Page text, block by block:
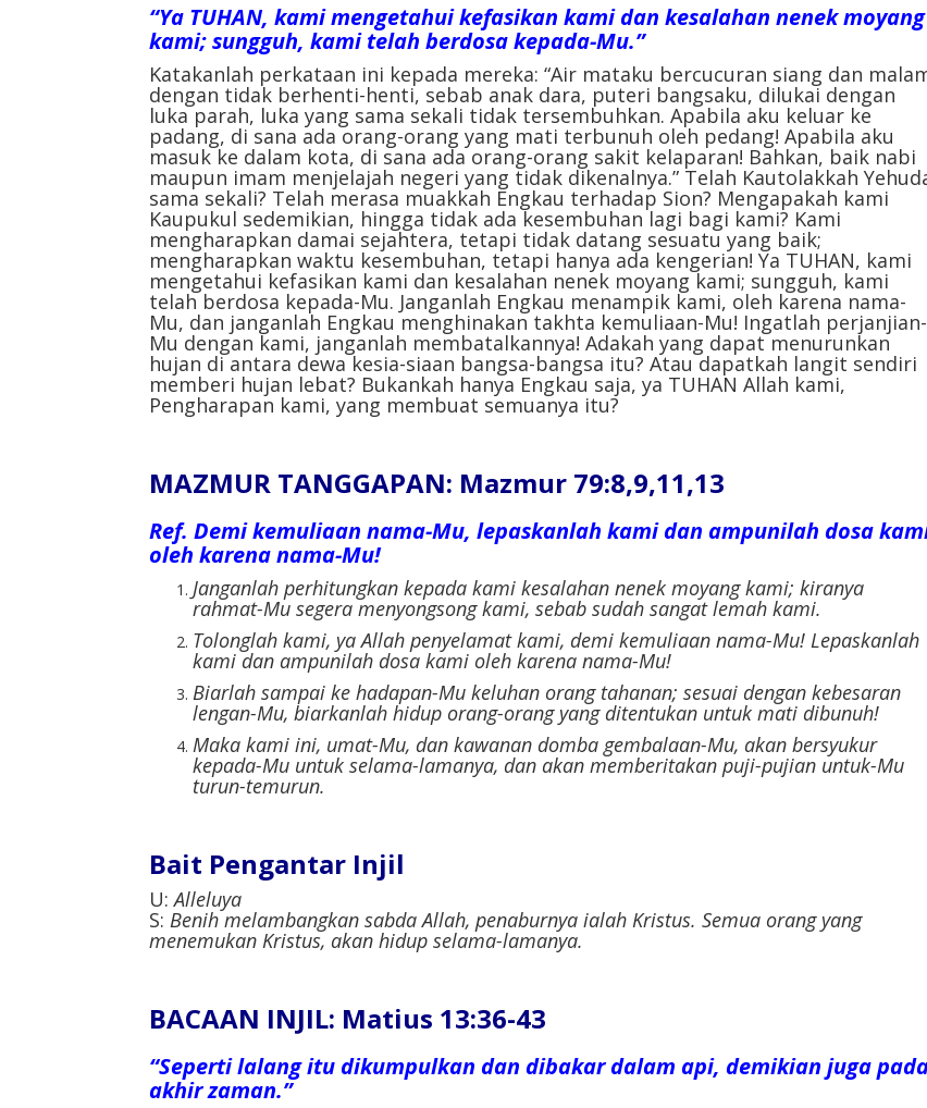
“Ya TUHAN, kami mengetahui kefasikan kami dan kesalahan nenek moyang
kami; sungguh, kami telah berdosa kepada-Mu.”
Katakanlah perkataan ini kepada mereka: “Air mataku bercucuran siang dan
dengan tidak berhenti-henti, sebab anak dara, puteri bangsaku, dilukai dengan
luka parah, luka yang sama sekali tidak tersembuhkan. Apabila aku keluar ke
padang, di sana ada orang-orang yang mati terbunuh oleh pedang! Apabila aku
masuk ke dalam kota, di sana ada orang-orang sakit kelaparan! Bahkan, baik nabi
maupun imam menjelajah negeri yang tidak dikenalnya.” Telah Kautolakkah
sama sekali? Telah merasa muakkah Engkau terhadap Sion? Mengapakah kami
Kaupukul sedemikian, hingga tidak ada kesembuhan lagi bagi kami? Kami
mengharapkan damai sejahtera, tetapi tidak datang sesuatu yang baik;
mengharapkan waktu kesembuhan, tetapi hanya ada kengerian! Ya TUHAN, kami
mengetahui kefasikan kami dan kesalahan nenek moyang kami; sungguh, kami
telah berdosa kepada-Mu. Janganlah Engkau menampik kami, oleh karena nama-
Mu, dan janganlah Engkau menghinakan takhta kemuliaan-Mu! Ingatlah perjanjian-
Mu dengan kami, janganlah membatalkannya! Adakah yang dapat menurunkan
hujan di antara dewa kesia-siaan bangsa-bangsa itu? Atau dapatkah langit sendiri
memberi hujan lebat? Bukankah hanya Engkau saja, ya TUHAN Allah kami,
Pengharapan kami, yang membuat semuanya itu?
MAZMUR TANGGAPAN: Mazmur 79:8,9,11,13
Ref. Demi kemuliaan nama-Mu, lepaskanlah kami dan ampunilah dosa
oleh karena nama-Mu!
Janganlah perhitungkan kepada kami kesalahan nenek moyang kami; kiranya
rahmat-Mu segera menyongsong kami, sebab sudah sangat lemah kami.
Tolonglah kami, ya Allah penyelamat kami, demi kemuliaan nama-Mu! Lepaskanlah
kami dan ampunilah dosa kami oleh karena nama-Mu!
Biarlah sampai ke hadapan-Mu keluhan orang tahanan; sesuai dengan kebesaran
lengan-Mu, biarkanlah hidup orang-orang yang ditentukan untuk mati dibunuh!
Maka kami ini, umat-Mu, dan kawanan domba gembalaan-Mu, akan bersyukur
kepada-Mu untuk selama-lamanya, dan akan memberitakan puji-pujian untuk-Mu
turun-temurun.
Bait Pengantar Injil
U:Alleluya
S: Benih melambangkan sabda Allah, penaburnya ialah Kristus. Semua orang yang
menemukan Kristus, akan hidup selama-lamanya.
BACAAN INJIL: Matius 13:36-43
“Seperti lalang itu dikumpulkan dan dibakar dalam api, demikian juga
akhir zaman.”